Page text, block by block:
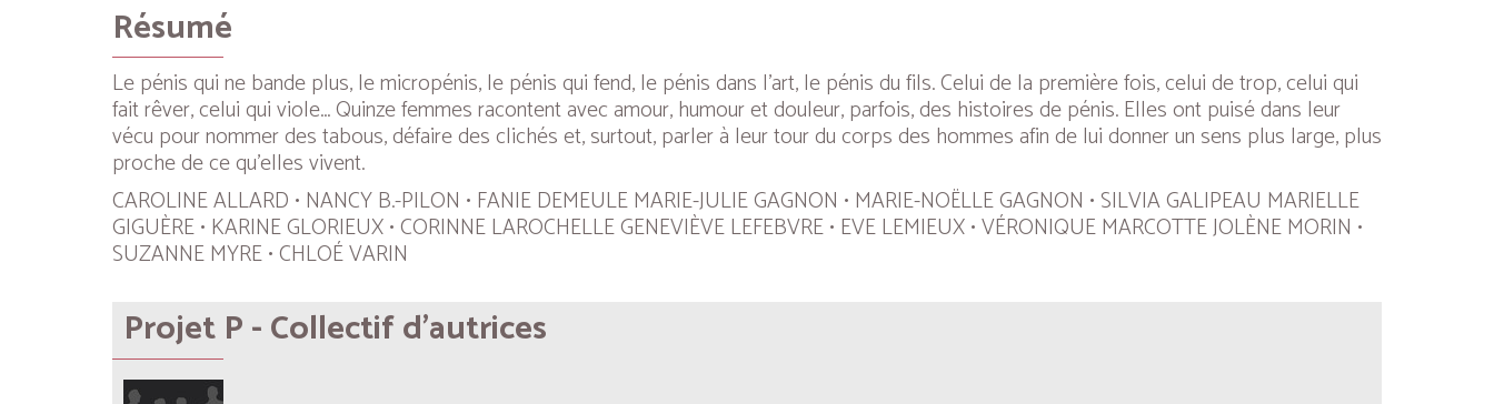
Résumé
Le pénis qui ne bande plus, le micropénis, le pénis qui fend, le pénis dans l’art, le pénis du fils. Celui de la première fois, celui de trop, celui qui
fait rêver, celui qui viole... Quinze femmes racontent avec amour, humour et douleur, parfois, des histoires de pénis. Elles ont puisé dans leur
vécu pour nommer des tabous, défaire des clichés et, surtout, parler à leur tour du corps des hommes afin de lui donner un sens plus large, plus
proche de ce qu’elles vivent.
CAROLINE ALLARD • NANCY B.-PILON • FANIE DEMEULE MARIE-JULIE GAGNON • MARIE-NOËLLE GAGNON • SILVIA GALIPEAU MARIELLE
GIGUÈRE • KARINE GLORIEUX • CORINNE LAROCHELLE GENEVIÈVE LEFEBVRE • EVE LEMIEUX • VÉRONIQUE MARCOTTE JOLÈNE MORIN •
SUZANNE MYRE • CHLOÉ VARIN
Projet P - Collectif d'autrices